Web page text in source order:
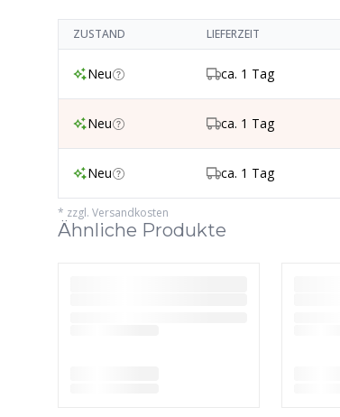
ZUSTAND LIEFERZEIT
Neu ca. 1 Tag
Neu ca. 1 Tag
Neu ca. 1 Tag
* zzgl. Versandkosten
Ähnliche Produkte